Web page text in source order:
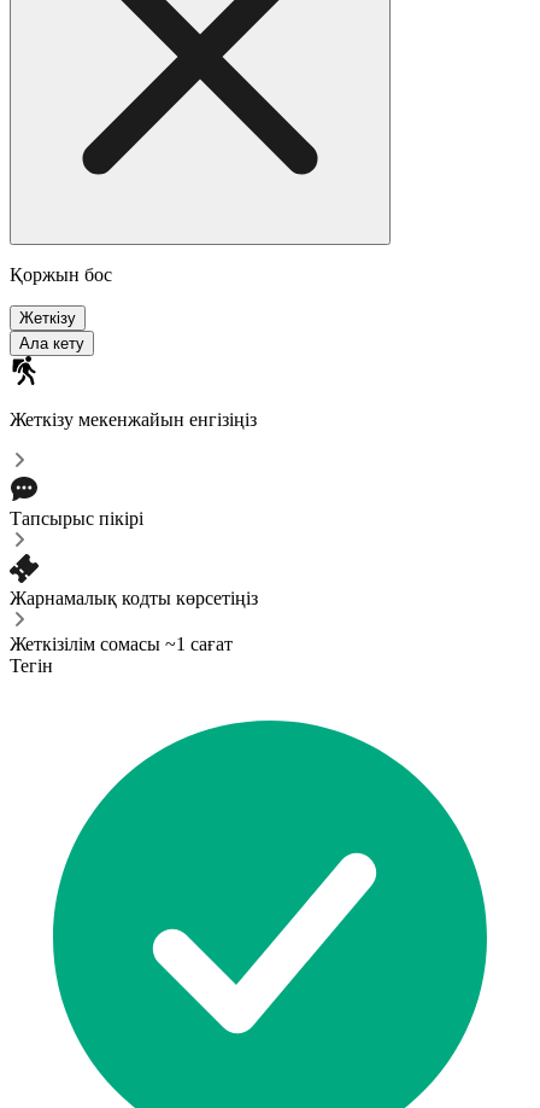
Қоржын бос
Жеткізу
Ала кету
Жеткізу мекенжайын енгізіңіз
Тапсырыс пікірі
Жарнамалық кодты көрсетіңіз
Жеткізілім сомасы ~1 сағат
Тегін